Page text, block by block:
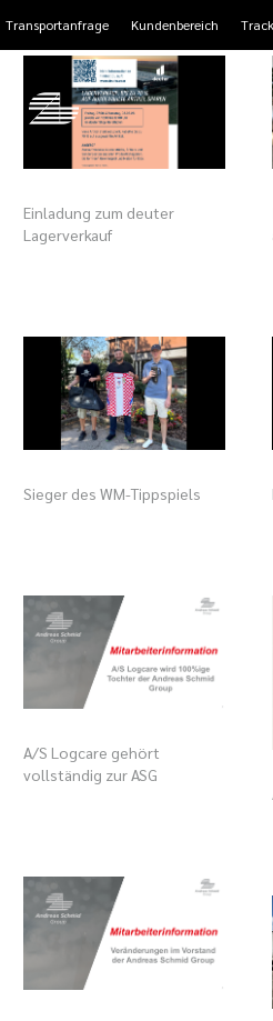
Transportanfrage Kundenbereich
Einladung zum deuter
Lagerverkauf
Sieger des WM-Tippspiels
A/S Logcare gehört
vollständig zur ASG